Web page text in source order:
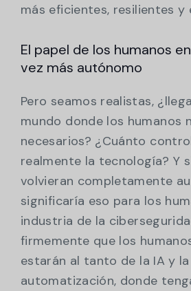
más eficientes, resilientes y
El papel de los humanos
vez más autónomo
Pero seamos realistas,
mundo donde los humanos
necesarios? ¿Cuánto
realmente la tecnología? Y
volvieran completamente
significaría eso para los
industria de la
firmemente que los
estarán al tanto de la IA y la
automatización, donde